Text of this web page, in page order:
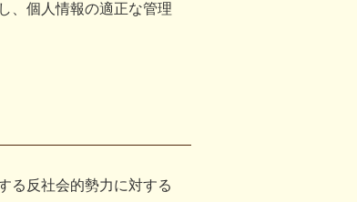
、個人情報の適正な管理
る反社会的勢力に対する